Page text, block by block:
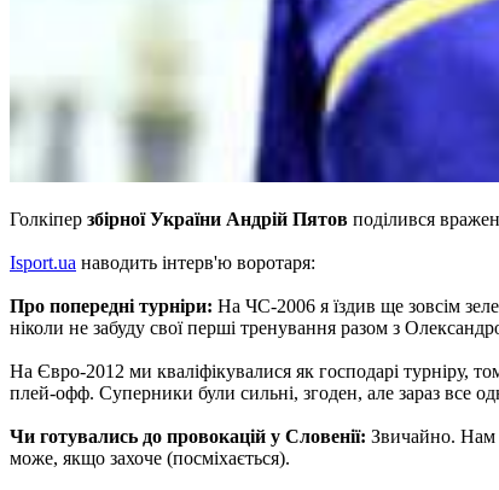
Голкіпер збірної України Андрій Пятов поділився
Іsport.ua наводить інтерв'ю воротаря:
Про попередні турніри: На ЧС-2006 я їздив ще зовсім
ніколи не забуду свої перші тренування разом з
На Євро-2012 ми кваліфікувалися як господарі турніру,
плей-офф. Суперники були сильні, згоден, але зараз все
Чи готувались до провокацій у Словенії: Звичайно. Нам
може, якщо захоче (посміхається).